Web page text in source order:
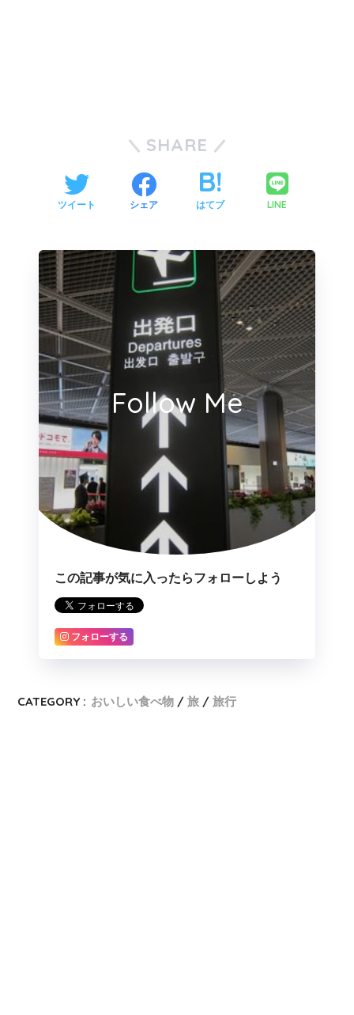
SHARE
ツイート シェア はてブ LINE
Follow Me
この記事が気に入ったらフォローしよう
フォローする
CATEGORY : おいしい食べ物 旅 旅行